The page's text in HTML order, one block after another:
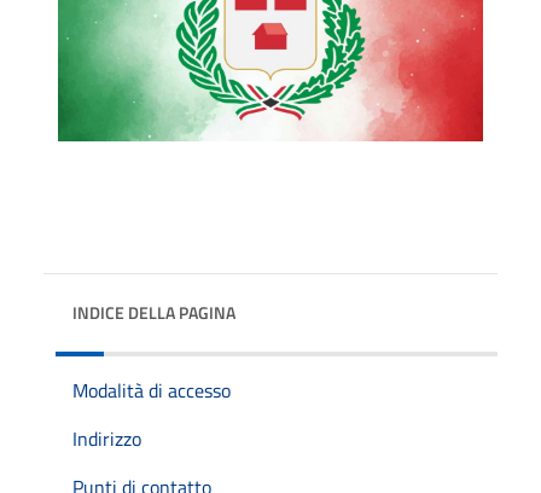
INDICE DELLA PAGINA
Modalità di accesso
Indirizzo
Punti di contatto